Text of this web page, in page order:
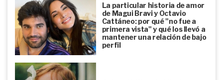
La particular historia de amor
de Magui Bravi y Octavio
Cattáneo: por qué "no fue a
primera vista" y qué los llevó a
mantener una relación de bajo
perfil